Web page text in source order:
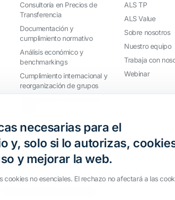
Consultoría en Precios de
Transferencia
Documentación y
cumplimiento normativo
Análisis económico y
benchmarkings
Cumplimiento internacional y
reorganización de grupos
Valoraciones y operaciones
financieras
ALS TP
ALS Value
Sobre nosotros
Nuestro equipo
Trabaja con
Webinar
los derechos reservados.
necesarias para el
y, solo si lo autorizas,
y mejorar la web.
no esenciales. El rechazo no afectará a las